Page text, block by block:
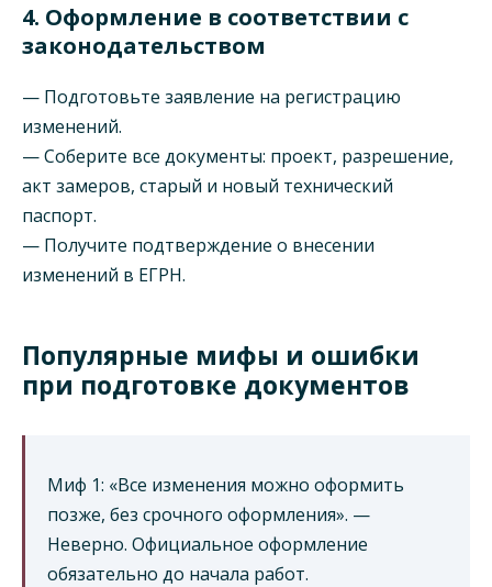
4. Оформление в соответствии с
законодательством
— Подготовьте заявление на регистрацию
изменений.
— Соберите все документы: проект, разрешение,
акт замеров, старый и новый технический
паспорт.
— Получите подтверждение о внесении
изменений в ЕГРН.
Популярные мифы и ошибки
при подготовке документов
Миф 1: «Все изменения можно оформить
позже, без срочного оформления». —
Неверно. Официальное оформление
обязательно до начала работ.